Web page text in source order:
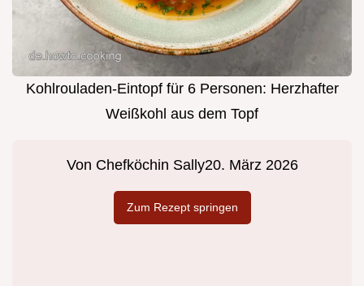
Kohlrouladen-Eintopf für 6 Personen: Herzhafter
Weißkohl aus dem Topf
Von Chefköchin Sally20. März 2026
Zum Rezept springen